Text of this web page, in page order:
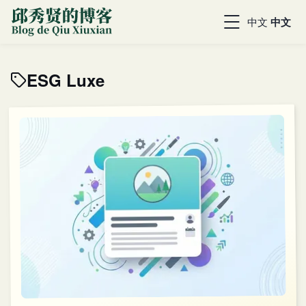
中文 中文
ESG Luxe